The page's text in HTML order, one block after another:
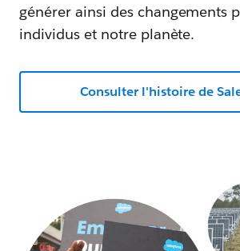
générer ainsi des changements
individus et notre planète.
Consulter l'histoire de